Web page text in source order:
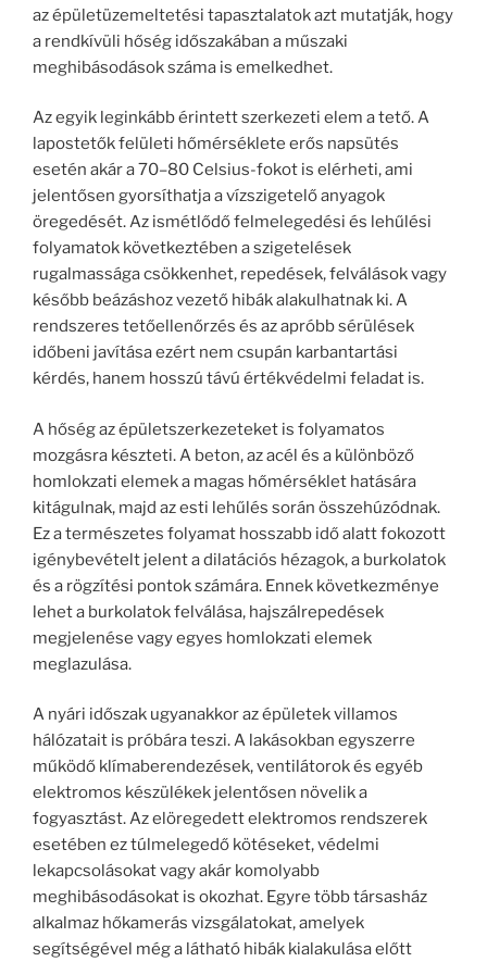
az épületüzemeltetési tapasztalatok azt mutatják, hogy
a rendkívüli hőség időszakában a műszaki
meghibásodások száma is emelkedhet.
Az egyik leginkább érintett szerkezeti elem a tető. A
lapostetők felületi hőmérséklete erős napsütés
esetén akár a 70–80 Celsius-fokot is elérheti, ami
jelentősen gyorsíthatja a vízszigetelő anyagok
öregedését. Az ismétlődő felmelegedési és lehűlési
folyamatok következtében a szigetelések
rugalmassága csökkenhet, repedések, felválások vagy
később beázáshoz vezető hibák alakulhatnak ki. A
rendszeres tetőellenőrzés és az apróbb sérülések
időbeni javítása ezért nem csupán karbantartási
kérdés, hanem hosszú távú értékvédelmi feladat is.
A hőség az épületszerkezeteket is folyamatos
mozgásra készteti. A beton, az acél és a különböző
homlokzati elemek a magas hőmérséklet hatására
kitágulnak, majd az esti lehűlés során összehúzódnak.
Ez a természetes folyamat hosszabb idő alatt fokozott
igénybevételt jelent a dilatációs hézagok, a burkolatok
és a rögzítési pontok számára. Ennek következménye
lehet a burkolatok felválása, hajszálrepedések
megjelenése vagy egyes homlokzati elemek
meglazulása.
A nyári időszak ugyanakkor az épületek villamos
hálózatait is próbára teszi. A lakásokban egyszerre
működő klímaberendezések, ventilátorok és egyéb
elektromos készülékek jelentősen növelik a
fogyasztást. Az elöregedett elektromos rendszerek
esetében ez túlmelegedő kötéseket, védelmi
lekapcsolásokat vagy akár komolyabb
meghibásodásokat is okozhat. Egyre több társasház
alkalmaz hőkamerás vizsgálatokat, amelyek
segítségével még a látható hibák kialakulása előtt